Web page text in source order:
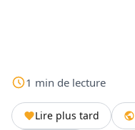
1 min de lecture
Lire plus tard